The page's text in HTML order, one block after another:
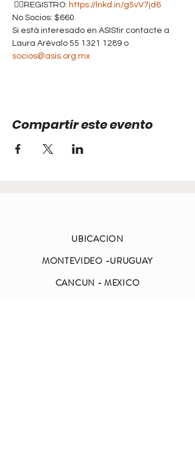
✍🏻REGISTRO: https://lnkd.in/g5vV7jd6
No Socios: $660
Si está interesado en ASIStir contacte a
Laura Arévalo 55 1321 1289 o
socios@asis.org.mx
Compartir este evento
UBICACION
MONTEVIDEO -URUGUAY
CANCUN - MEXICO